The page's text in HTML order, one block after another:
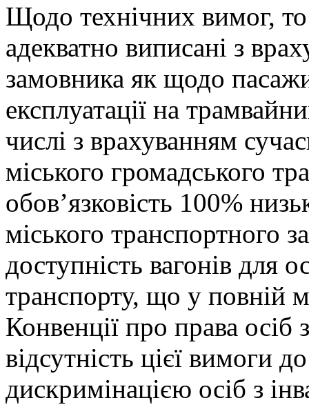
Щодо технічних вимог,
адекватно виписані з
замовника як щодо
експлуатації на
числі з врахуванням
міського громадського
обов’язковість 100%
міського транспортного
доступність вагонів для
транспорту, що у повній
Конвенції про права осіб
відсутність цієї вимоги
дискримінацією осіб з